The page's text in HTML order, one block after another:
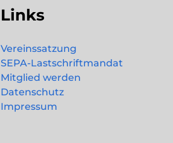
Links
Vereinssatzung
SEPA-Lastschriftmandat
Mitglied werden
Datenschutz
Impressum